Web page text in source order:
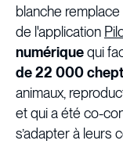
blanche
de l'application
numériquequi
de 22 000
animaux,
et qui a été co-
s’adapter à leurs